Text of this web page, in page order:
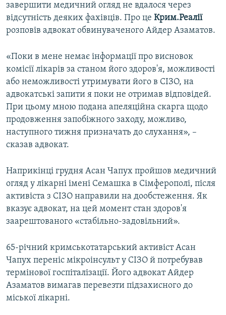
завершити медичний огляд не вдалося через
відсутність деяких фахівців. Про це Крим.Реалії
розповів адвокат обвинуваченого Айдер Азаматов.
«Поки в мене немає інформації про висновок
комісії лікарів за станом його здоров'я, можливості
або неможливості утримувати його в СІЗО, на
адвокатські запити я поки не отримав відповідей.
При цьому мною подана апеляційна скарга щодо
продовження запобіжного заходу, можливо,
наступного тижня призначать до слухання», –
сказав адвокат.
Наприкінці грудня Асан Чапух пройшов медичний
огляд у лікарні імені Семашка в Сімферополі, після
активіста з СІЗО направили на дообстеження. Як
вказує адвокат, на цей момент стан здоров'я
заарештованого «стабільно-задовільний».
65-річний кримськотатарський активіст Асан
Чапух переніс мікроінсульт у СІЗО й потребував
термінової госпіталізації. Його адвокат Айдер
Азаматов вимагав перевезти підзахисного до
міської лікарні.